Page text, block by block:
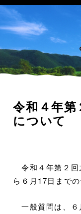
令和４年
について
令和４年第２回
ら６月17日まで
一般質問は、６